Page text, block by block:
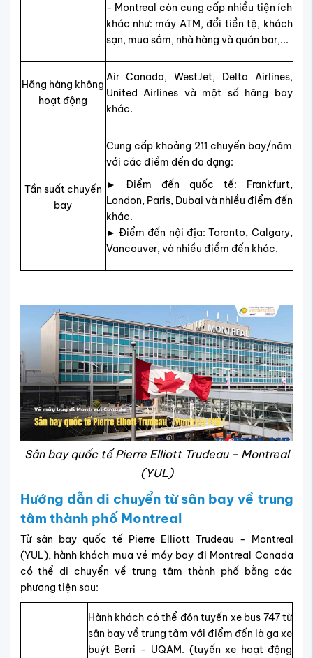
- Montreal còn cung cấp nhiều tiện ích
khác như: máy ATM, đổi tiền tệ, khách
sạn, mua sắm, nhà hàng và quán bar,...
Hãng hàng không
hoạt động
Air Canada, WestJet, Delta Airlines,
United Airlines và một số hãng bay
khác.
Tần suất chuyến
bay
Cung cấp khoảng 211 chuyến bay/năm
với các điểm đến đa dạng:
► Điểm đến quốc tế: Frankfurt,
London, Paris, Dubai và nhiều điểm đến
khác.
► Điểm đến nội địa: Toronto, Calgary,
Vancouver, và nhiều điểm đến khác.
​Sân bay quốc tế Pierre Elliott Trudeau - Montreal
(YUL)
Hướng dẫn di chuyển từ sân bay về trung
tâm thành phố Montreal
Từ sân bay quốc tế Pierre Elliott Trudeau - Montreal
(YUL), hành khách mua vé máy bay đi Montreal Canada
có thể di chuyển về trung tâm thành phố bằng các
phương tiện sau:
Hành khách có thể đón tuyến xe bus 747 từ
sân bay về trung tâm với điểm đến là ga xe
buýt Berri - UQAM. (tuyến xe hoạt động